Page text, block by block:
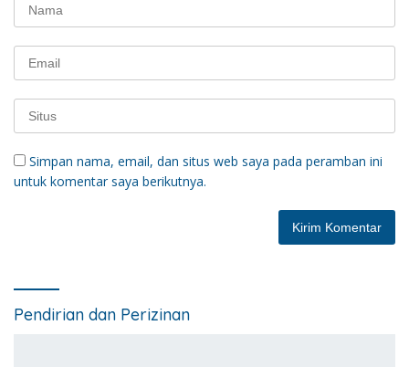
Simpan nama, email, dan situs web saya pada peramban ini
untuk komentar saya berikutnya.
Pendirian dan Perizinan